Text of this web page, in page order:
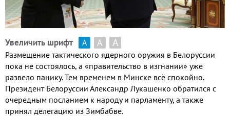
Увеличить шрифт А А А
Размещение тактического ядерного оружия в Белоруссии
пока не состоялось, а «правительство в изгнании» уже
развело панику. Тем временем в Минске всё спокойно.
Президент Белоруссии Александр Лукашенко обратился с
очередным посланием к народу и парламенту, а также
принял делегацию из Зимбабве.